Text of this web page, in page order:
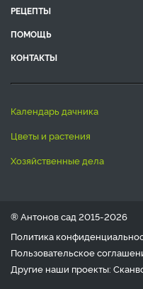
РЕЦЕПТЫ
ПОМОЩЬ
КОНТАКТЫ
календарь дачника
цветы и растения
хозяйственные дела
® Антонов сад 2015-2026
Политика
Пользовательское
Другие наши проекты: